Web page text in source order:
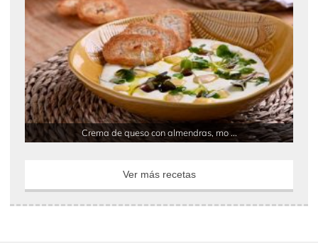
Crema de queso con almendras, mo ...
Ver más recetas